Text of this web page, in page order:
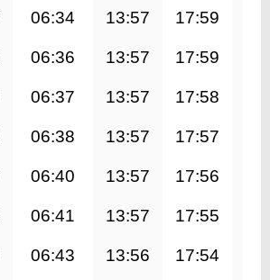
06:34 13:57 17:59
06:36 13:57 17:59
06:37 13:57 17:58
06:38 13:57 17:57
06:40 13:57 17:56
06:41 13:57 17:55
06:43 13:56 17:54